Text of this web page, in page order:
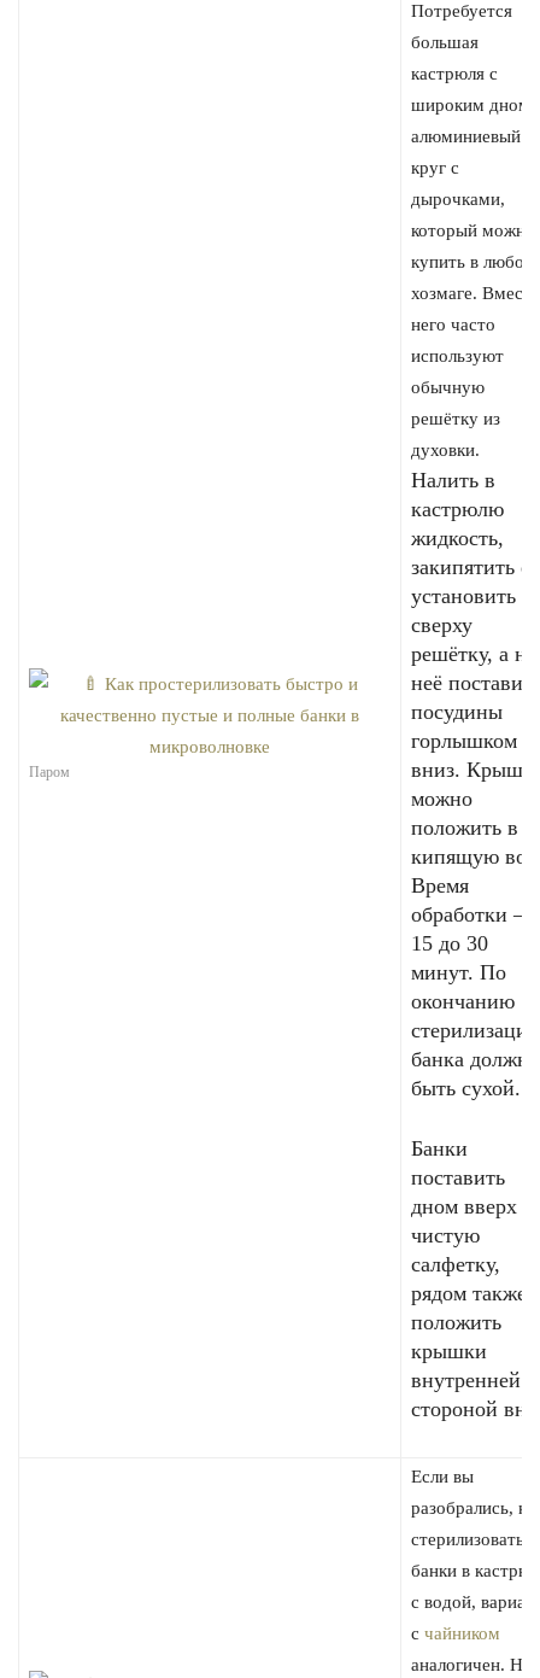
Паром
Потребуется
большая
кастрюля с
широким дном
алюминиевый
круг с
дырочками,
который можно
купить в любом
хозмаге. Вместо
него часто
используют
обычную
решётку из
духовки.
Налить в
кастрюлю
жидкость,
закипятить
установить
сверху
решётку, а на
неё
посудины
горлышком
вниз.
можно
положить в
кипящую
Время
обработки –
15 до 30
минут. По
окончанию
стерилизации
банка должна
быть сухой.
Банки
поставить
дном вверх
чистую
салфетку,
рядом также
положить
крышки
внутренней
стороной
Если вы
разобрались,
стерилизовать
банки в
с водой,
с чайником
аналогичен. Над